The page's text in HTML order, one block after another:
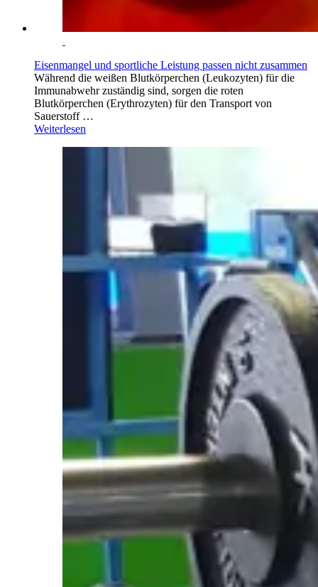
Eisenmangel und sportliche Leistung passen nicht zusammen
Während die weißen Blutkörperchen (Leukozyten) für die
Immunabwehr zuständig sind, sorgen die roten
Blutkörperchen (Erythrozyten) für den Transport von
Sauerstoff …
Weiterlesen